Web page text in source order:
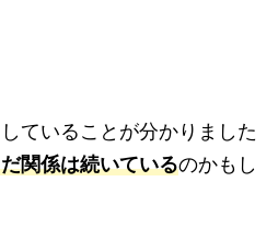
ていることが分かりました
関係は続いているのかもし